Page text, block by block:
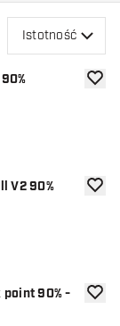
Istotność
V2 90%
point 90% -